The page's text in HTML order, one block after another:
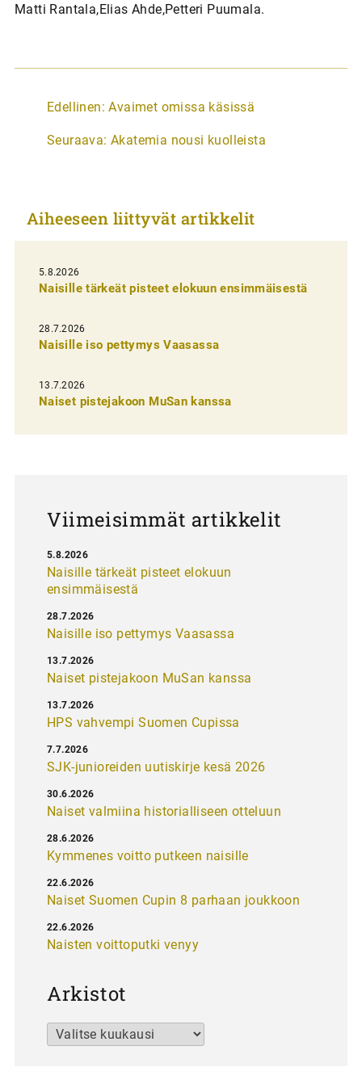
Matti Rantala,Elias Ahde,Petteri Puumala.
A
t
k
e
l
i
e
n
e
Edellinen: Avaimet omissa käsissä
Seuraava: Akatemia nousi kuolleista
Aiheeseen liittyvät artikkelit
5.8.2026
Naisille tärkeät pisteet elokuun ensimmäisestä
28.7.2026
Naisille iso pettymys Vaasassa
13.7.2026
Naiset pistejakoon MuSan kanssa
Viimeisimmät artikkelit
Naisille tärkeät pisteet elokuun
ensimmäisestä
5.8.2026
Naisille iso pettymys Vaasassa
28.7.2026
Naiset pistejakoon MuSan kanssa
13.7.2026
HPS vahvempi Suomen Cupissa
13.7.2026
SJK-junioreiden uutiskirje kesä 2026
7.7.2026
Naiset valmiina historialliseen otteluun
30.6.2026
Kymmenes voitto putkeen naisille
28.6.2026
Naiset Suomen Cupin 8 parhaan joukkoon
22.6.2026
Naisten voittoputki venyy
22.6.2026
Arkistot
Arkistot